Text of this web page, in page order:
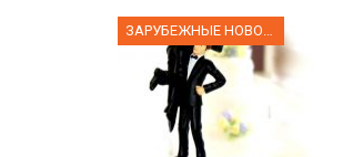
ЗАРУБЕЖНЫЕ НОВОСТИ